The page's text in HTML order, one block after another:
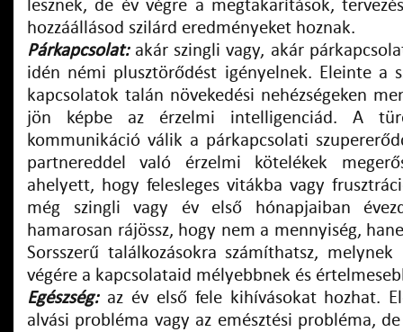
lesznek, de év végre a megtakarítások,
hozzáállásod szilárd eredményeket hoznak.
Párkapcsolat:akár szingli vagy, akár
idén némi plusztörődést igényelnek. Eleinte a
kapcsolatok talán növekedési nehézségeken
jön képbe az érzelmi intelligenciád. A
kommunikáció válik a párkapcsolati
partnereddel való érzelmi kötelékek
ahelyett, hogy felesleges vitákba vagy
még szingli vagy év első hónapjaiban
hamarosan rájössz, hogy nem a mennyiség,
Sorsszerű találkozásokra számíthatsz,
végére a kapcsolataid mélyebbnek és
Egészség:az év első fele kihívásokat hozhat.
alvási probléma vagy az emésztési probléma,